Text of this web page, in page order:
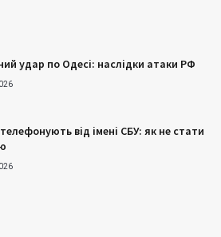
удар по Одесі: наслідки атаки РФ
від імені СБУ: як не стати